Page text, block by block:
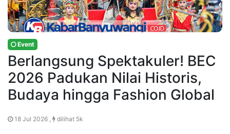
Event
Berlangsung Spektakuler! BEC
2026 Padukan Nilai Historis,
Budaya hingga Fashion Global
18 Jul 2026 , dilihat 5k